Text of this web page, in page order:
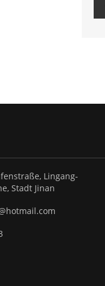
Lingang-
Stadt Jinan